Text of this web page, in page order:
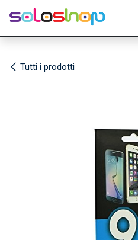
Passa al contenuto
Tutti i prodotti